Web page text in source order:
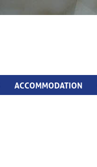
ACCOMMODATION